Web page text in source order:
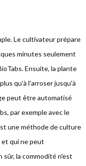
Le cultivateur prépare
minutes seulement
Ensuite, la plante
qu'à l'arroser jusqu'à
peut être automatisé
par exemple avec le
une méthode de culture
et qui ne peut
sûr, la commodité n'est